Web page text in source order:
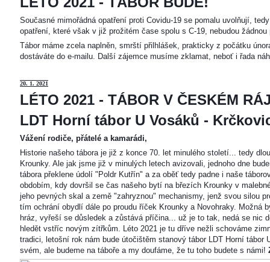
Současné mimořádná opatření proti Covidu-19 se pomalu uvolňují,
opatření, které však v již prožitém čase spolu s C-19, nebudou žádnou
Tábor máme zcela naplněn, smrští přilhlášek, prakticky z počátku
dostáváte do e-mailu. Další zájemce musíme zklamat, neboť i řada
20. 1. 2021
LÉTO 2021 - TÁBOR V ČESKÉM
LDT Horní tábor U Vosáků -
Vážení rodiče, přátelé a kamarádi,
Historie našeho tábora je již z konce 70. let minulého století... tedy
Krounky. Ale jak jsme již v minulých letech avizovali, jednoho dne
tábora překlene údolí "Poldr Kutřín" a za oběť tedy padne i naše
obdobím, kdy dovršil se čas našeho bytí na březích Krounky v
jeho pevných skal a země "zahryznou" mechanismy, jenž svou silou
tím ochrání obydlí dále po proudu říček Krounky a Novohraky. Možná
hráz, vyřeší se důsledek a zůstává příčina... už je to tak, nedá se nic
hledět vstříc novým zítřkům. Léto 2021 je tu dříve nežli schováme
tradici, letošní rok nám bude útočištěm stanový tábor LDT Horní tábor
svém, ale budeme na táboře a my doufáme, že tu toho budete s námi!